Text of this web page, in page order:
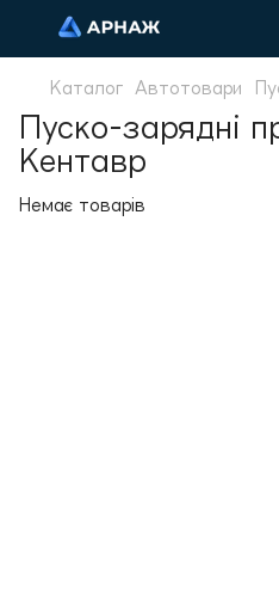
Каталог Автотовари
Пуско-зарядні
Кентавр
Немає товарів